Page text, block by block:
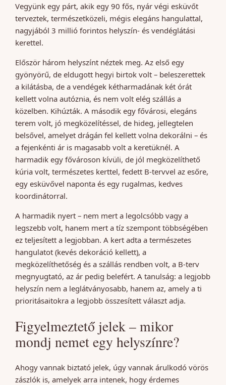
Vegyünk egy párt, akik egy 90 fős, nyár végi esküvőt
terveztek, természetközeli, mégis elegáns hangulattal,
nagyjából 3 millió forintos helyszín- és vendéglátási
kerettel.
Először három helyszínt néztek meg. Az első egy
gyönyörű, de eldugott hegyi birtok volt – beleszerettek
a kilátásba, de a vendégek kétharmadának két órát
kellett volna autóznia, és nem volt elég szállás a
közelben. Kihúzták. A második egy fővárosi, elegáns
terem volt, jó megközelítéssel, de hideg, jellegtelen
belsővel, amelyet drágán fel kellett volna dekorálni – és
a fejenkénti ár is magasabb volt a keretüknél. A
harmadik egy fővároson kívüli, de jól megközelíthető
kúria volt, természetes kerttel, fedett B-tervvel az esőre,
egy esküvővel naponta és egy rugalmas, kedves
koordinátorral.
A harmadik nyert – nem mert a legolcsóbb vagy a
legszebb volt, hanem mert a tíz szempont többségében
ez teljesített a legjobban. A kert adta a természetes
hangulatot (kevés dekoráció kellett), a
megközelíthetőség és a szállás rendben volt, a B-terv
megnyugtató, az ár pedig belefért. A tanulság: a legjobb
helyszín nem a leglátványosabb, hanem az, amely a ti
prioritásaitokra a legjobb összesített választ adja.
Figyelmeztető jelek – mikor
mondj nemet egy helyszínre?
Ahogy vannak biztató jelek, úgy vannak árulkodó vörös
zászlók is, amelyek arra intenek, hogy érdemes